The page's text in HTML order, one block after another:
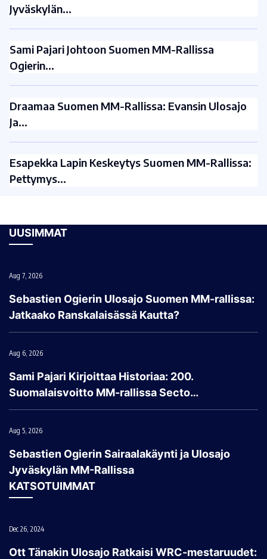
Jyväskylän…
Sami Pajari Johtoon Suomen MM-Rallissa
Ogierin…
Draamaa Suomen MM-Rallissa: Evansin Ulosajo
Ja…
Esapekka Lapin Keskeytys Suomen MM-Rallissa:
Pettymys…
UUSIMMAT
Aug 7, 2026
Sebastien Ogierin Ulosajo Suomen MM-rallissa:
Jatkaako Ranskalaisässä Kautta?
Aug 6, 2026
Sami Pajari Kirjoittaa Historiaa: 200.
Suomalaisvoitto MM-rallissa Secto…
Aug 5, 2026
Sebastien Ogierin Sairaalakäynti ja Ulosajo
Jyväskylän MM-Rallissa
KATSOTUIMMAT
Dec 26, 2024
Ott Tänakin Ulosajo Ratkaisi WRC-mestaruudet: